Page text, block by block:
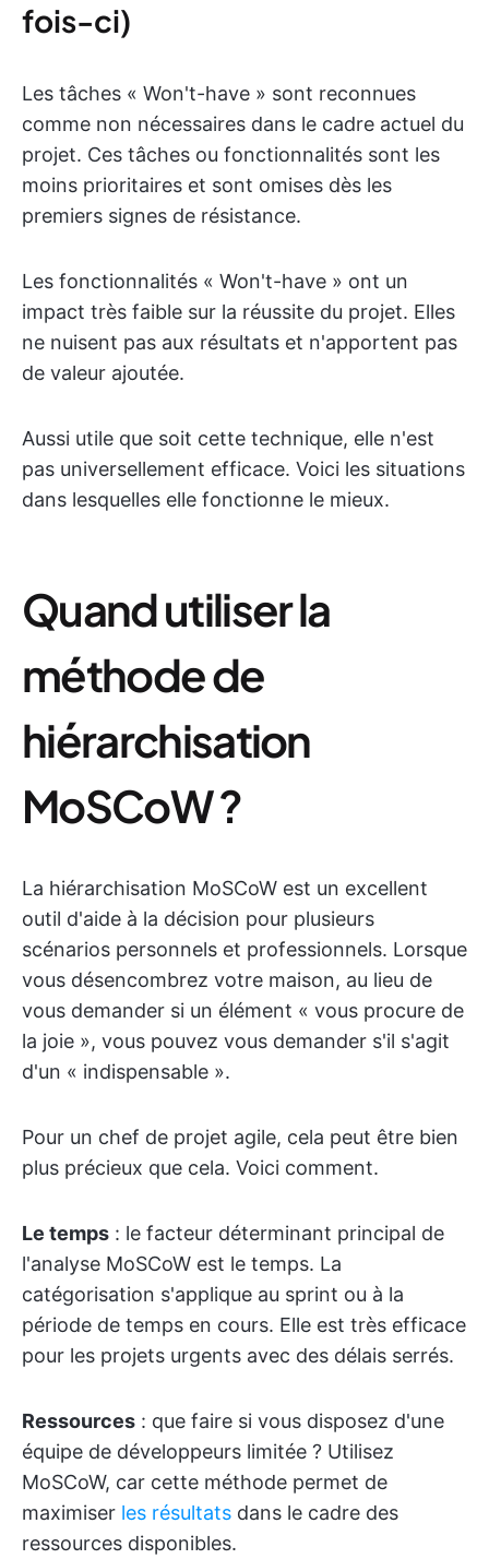
fois-ci)
Les tâches « Won't-have » sont reconnues
comme non nécessaires dans le cadre actuel du
projet. Ces tâches ou fonctionnalités sont les
moins prioritaires et sont omises dès les
premiers signes de résistance.
Les fonctionnalités « Won't-have » ont un
impact très faible sur la réussite du projet. Elles
ne nuisent pas aux résultats et n'apportent pas
de valeur ajoutée.
Aussi utile que soit cette technique, elle n'est
pas universellement efficace. Voici les situations
dans lesquelles elle fonctionne le mieux.
Quand utiliser la
méthode de
hiérarchisation
MoSCoW ?
La hiérarchisation MoSCoW est un excellent
outil d'aide à la décision pour plusieurs
scénarios personnels et professionnels. Lorsque
vous désencombrez votre maison, au lieu de
vous demander si un élément « vous procure de
la joie », vous pouvez vous demander s'il s'agit
d'un « indispensable ».
Pour un chef de projet agile, cela peut être bien
plus précieux que cela. Voici comment.
Le temps : le facteur déterminant principal de
l'analyse MoSCoW est le temps. La
catégorisation s'applique au sprint ou à la
période de temps en cours. Elle est très efficace
pour les projets urgents avec des délais serrés.
Ressources : que faire si vous disposez d'une
équipe de développeurs limitée ? Utilisez
MoSCoW, car cette méthode permet de
maximiser les résultats dans le cadre des
ressources disponibles.